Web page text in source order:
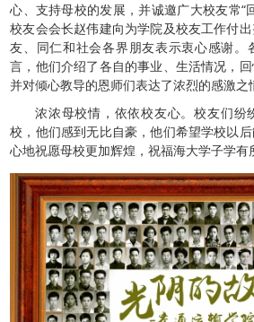
心、支持母校的发展，并诚邀广大校友常“
校友会会长赵伟建向为学院及校友工作付
友、同仁和社会各界朋友表示衷心感谢。
言，他们介绍了各自的事业、生活情况，
并对倾心教导的恩师们表达了浓烈的感激之
浓浓母校情，依依校友心。校友们纷
校，他们感到无比自豪，他们希望学校以
心地祝愿母校更加辉煌，祝福海大学子学有